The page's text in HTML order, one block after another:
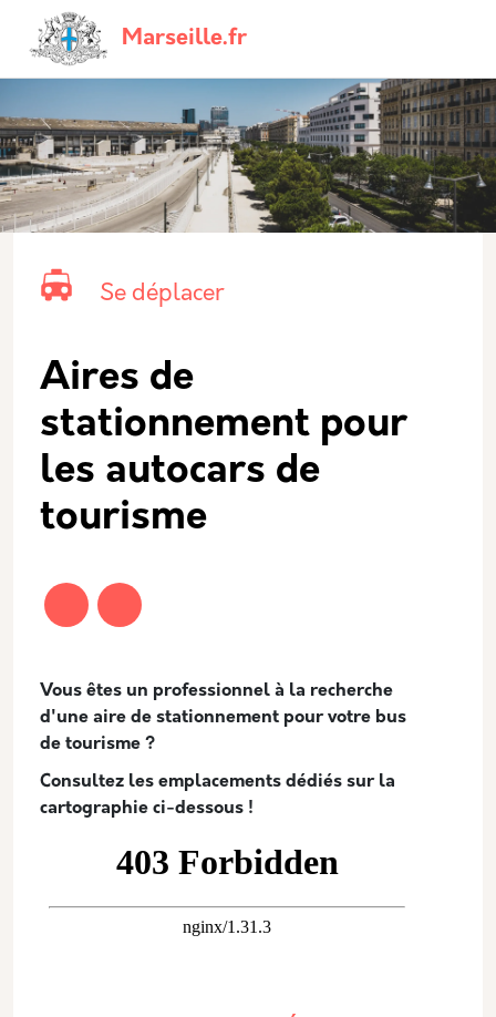
Marseille.fr
Navigation principale
Catégorie principale
IconeNom
Se déplacer
Aires de
stationnement pour
les autocars de
tourisme
Description
Vous êtes un professionnel à la recherche
d'une aire de stationnement pour votre bus
de tourisme ?
Consultez les emplacements dédiés sur la
cartographie ci-dessous !
Panneau de gestion des cookies